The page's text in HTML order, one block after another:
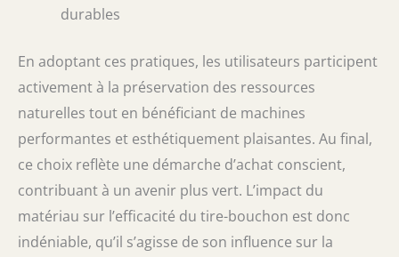
durables
En adoptant ces pratiques, les utilisateurs participent
activement à la préservation des ressources
naturelles tout en bénéficiant de machines
performantes et esthétiquement plaisantes. Au final,
ce choix reflète une démarche d’achat conscient,
contribuant à un avenir plus vert. L’impact du
matériau sur l’efficacité du tire-bouchon est donc
indéniable, qu’il s’agisse de son influence sur la